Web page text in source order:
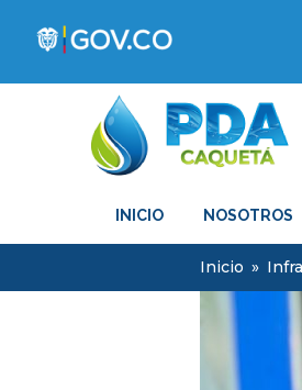
INICIO NOSOTROS
Inicio »